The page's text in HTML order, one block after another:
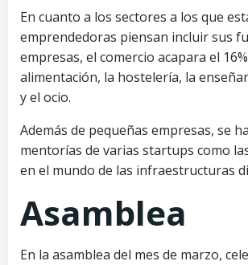
En cuanto a los sectores a los que
emprendedoras piensan incluir sus
empresas, el comercio acapara el
alimentación, la hostelería, la
y el ocio.
Además de pequeñas empresas, se
mentorías de varias startups como
en el mundo de las infraestructuras
Asamblea
En la asamblea del mes de marzo,